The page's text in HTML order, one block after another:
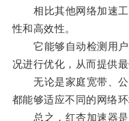
相比其他网络加速工
性和高效性。
它能够自动检测用户
况进行优化，从而提供
无论是家庭宽带、公
都能够适应不同的网络
总之，红杏加速器是